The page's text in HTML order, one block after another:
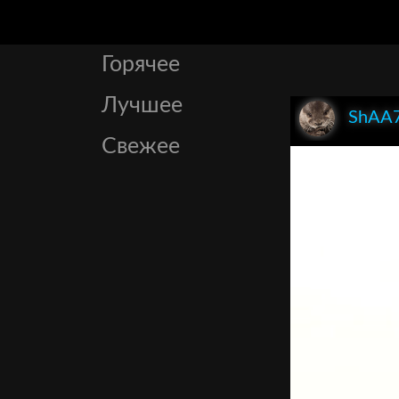
Горячее
Лучшее
Свежее